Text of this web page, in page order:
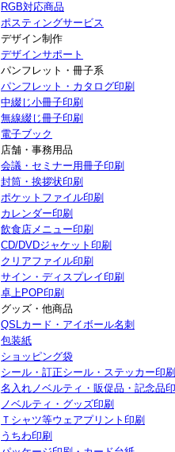
RGB対応商品
ポスティングサービス
デザイン制作
デザインサポート
パンフレット・冊子系
パンフレット・カタログ印刷
中綴じ小冊子印刷
無線綴じ冊子印刷
電子ブック
店舗・事務用品
会議・セミナー用冊子印刷
封筒・挨拶状印刷
ポケットファイル印刷
カレンダー印刷
飲食店メニュー印刷
CD/DVDジャケット印刷
クリアファイル印刷
サイン・ディスプレイ印刷
卓上POP印刷
グッズ・他商品
QSLカード・アイボール名刺
包装紙
ショッピング袋
シール・訂正シール・ステッカー印刷
名入れノベルティ・販促品・記念品
ノベルティ・グッズ印刷
Ｔシャツ等ウェアプリント印刷
うちわ印刷